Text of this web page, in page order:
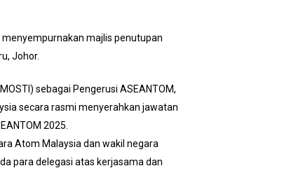
menyempurnakan majlis penutupan
Johor.
sebagai Pengerusi ASEANTOM,
secara rasmi menyerahkan jawatan
2025.
Atom Malaysia dan wakil negara
para delegasi atas kerjasama dan